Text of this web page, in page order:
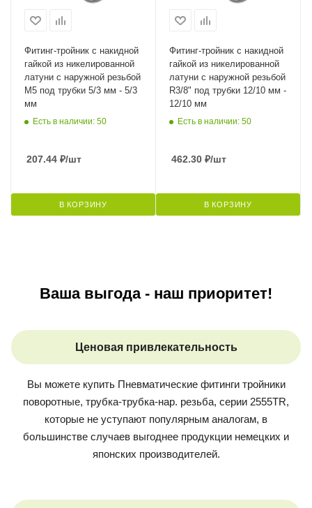
Фитинг-тройник с накидной
гайкой из никелированной
латуни с наружной резьбой
M5 под трубки 5/3 мм - 5/3
мм
Есть в наличии: 50
207.44 ₽/шт
В КОРЗИНУ
Фитинг-тройник с накидной
гайкой из никелированной
латуни с наружной резьбой
R3/8" под трубки 12/10 мм -
12/10 мм
Есть в наличии: 50
462.30 ₽/шт
В КОРЗИНУ
Ваша выгода - наш приоритет!
Ценовая привлекательность
Вы можете купить Пневматические фитинги тройники
поворотные, трубка-трубка-нар. резьба, серии 2555TR,
которые не уступают популярным аналогам, в
большинстве случаев выгоднее продукции немецких и
японских производителей.